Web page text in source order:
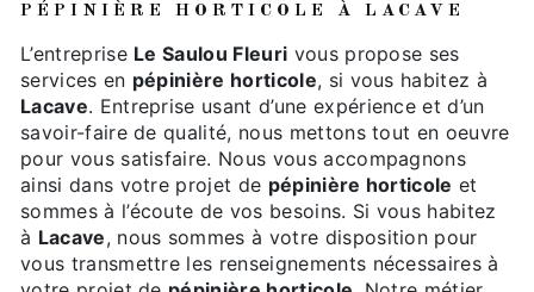
PÉPINIÈRE HORTICOLE À LACAVE
L’entreprise Le Saulou Fleuri vous propose ses
services en pépinière horticole, si vous habitez à
Lacave. Entreprise usant d’une expérience et d’un
savoir-faire de qualité, nous mettons tout en oeuvre
pour vous satisfaire. Nous vous accompagnons
ainsi dans votre projet de pépinière horticole et
sommes à l’écoute de vos besoins. Si vous habitez
à Lacave, nous sommes à votre disposition pour
vous transmettre les renseignements nécessaires à